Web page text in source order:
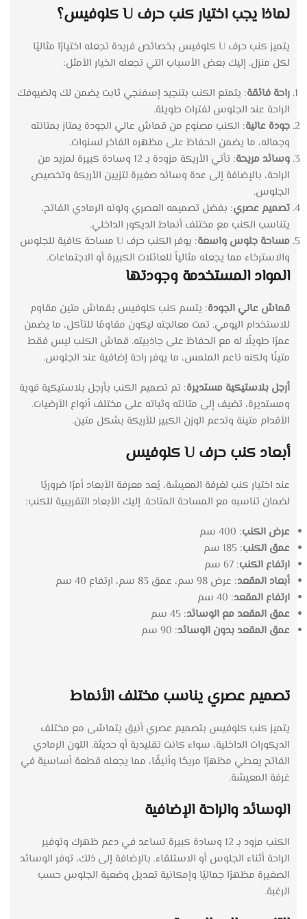
لماذا يجب اختيار كنب حرف U كلوفيس؟
يتميز كنب حرف U كلوفيس بخصائص فريدة تجعله اختيارًا مثاليًا
لكل منزل. إليك بعض الأسباب التي تجعله الخيار الأمثل:
راحة فائقة: يتمتع الكنب بتنجيد إسفنجي ثابت يضمن لك ولضيوفك
الراحة عند الجلوس لفترات طويلة.
جودة عالية: الكنب مصنوع من قماش عالي الجودة يمتاز بمتانته
وجماله، ما يضمن الحفاظ على مظهره الفاخر لسنوات.
وسائد مريحة
: تأتي الأريكة مزودة بـ 12 وسادة كبيرة لمزيد من
الراحة، بالإضافة إلى عدة وسائد صغيرة لتزيين الأريكة وتخصيص
الجلوس.
تصميم عصري: بفضل تصميمه العصري ولونه الرمادي الفاتح،
يتناسب الكنب مع مختلف أنماط الديكور الداخلي.
مساحة جلوس واسعة
: يوفر الكنب حرف U مساحة كافية للجلوس
والاسترخاء مما يجعله مثالياً للعائلات الكبيرة أو الاجتماعات.
المواد المستخدمة وجودتها
قماش عالي الجودة: يتسم كنب كلوفيس بقماش متين مقاوم
للاستخدام اليومي. تمت معالجته ليكون مقاومًا للتآكل، ما يضمن
عمرًا طويلًا له مع الحفاظ على جاذبيته. قماش الكنب ليس فقط
متينًا ولكنه ناعم الملمس، ما يوفر راحة إضافية عند الجلوس.
أرجل بلاستيكية مستديرة: تم تصميم الكنب بأرجل بلاستيكية قوية
ومستديرة، تضيف إلى متانته وثباته على مختلف أنواع الأرضيات.
الأقدام متينة وتدعم الوزن الكبير للأريكة بشكل متين.
أبعاد كنب حرف U كلوفيس
عند اختيار كنب لغرفة المعيشة، يُعد معرفة الأبعاد أمرًا ضروريًا
لضمان تناسبه مع المساحة المتاحة. إليك الأبعاد التقريبية للكنب:
عرض الكنب: 400 سم
عمق الكنب: 185 سم
ارتفاع الكنب: 67 سم
أبعاد المقعد: عرض 98 سم، عمق 83 سم، ارتفاع 40 سم
ارتفاع المقعد: 40 سم
عمق المقعد مع الوسائد: 45 سم
عمق المقعد بدون الوسائد: 90 سم
تصميم عصري يناسب مختلف الأنماط
يتميز كنب كلوفيس بتصميم عصري أنيق يتماشى مع مختلف
الديكورات الداخلية، سواء كانت تقليدية أو حديثة. اللون الرمادي
الفاتح يعطي مظهرًا مريحًا وأنيقًا، مما يجعله قطعة أساسية في
غرفة المعيشة.
الوسائد والراحة الإضافية
الكنب مزود بـ 12 وسادة كبيرة تساعد في دعم ظهرك وتوفير
الراحة أثناء الجلوس أو الاستلقاء. بالإضافة إلى ذلك، توفر الوسائد
الصغيرة مظهرًا جماليًا وإمكانية تعديل وضعية الجلوس حسب
الرغبة.